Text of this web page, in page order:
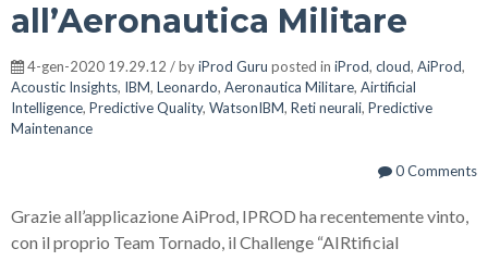
all’Aeronautica Militare
4-gen-2020 19.29.12 / byiProd Guru posted in iProd, cloud, AiProd,
Acoustic Insights, IBM, Leonardo, Aeronautica Militare, Airtificial
Intelligence, Predictive Quality, WatsonIBM, Reti neurali, Predictive
Maintenance
0 Comments
Grazie all’applicazione AiProd, IPROD ha recentemente vinto,
con il proprio Team Tornado, il Challenge “AIRtificial